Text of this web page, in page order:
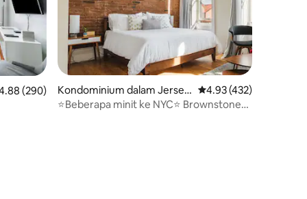
purata 4.88 daripada 5, 290 ulasan
(290)
Kondominium dalam Jersey
City
Penarafan purata 4.93
4.93 (432)
⭐Beberapa minit ke NYC⭐ Brownstone